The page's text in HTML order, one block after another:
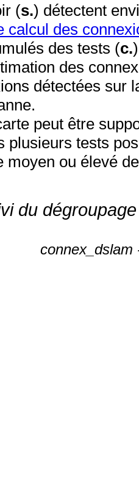
(s.) détectent
calcul des
des tests (c.
des
détectées sur
peut être
plusieurs tests
ou élevé
du
connex_dslam